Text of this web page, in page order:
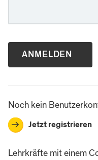
Noch kein
→ Jetzt registrieren
Lehrkräfte mit einem